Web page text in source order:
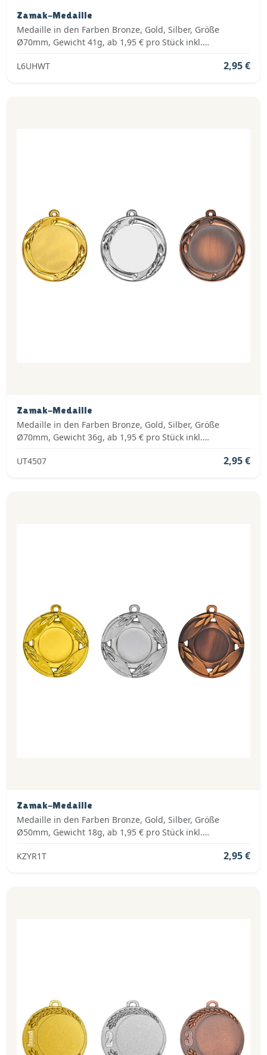
Zamak-Medaille
Medaille in den Farben Bronze, Gold, Silber, Größe
Ø70mm, Gewicht 41g, ab 1,95 € pro Stück inkl.
L6UHWT
2,95 €
Zamak-Medaille
Medaille in den Farben Bronze, Gold, Silber, Größe
Ø70mm, Gewicht 36g, ab 1,95 € pro Stück inkl.
UT4507
2,95 €
Zamak-Medaille
Medaille in den Farben Bronze, Gold, Silber, Größe
Ø50mm, Gewicht 18g, ab 1,95 € pro Stück inkl.
KZYR1T
2,95 €